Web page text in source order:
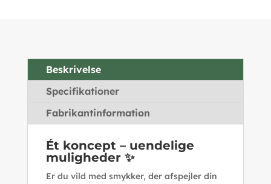
Beskrivelse
Specifikationer
Fabrikantinformation
Ét koncept – uendelige
muligheder ✨
Er du vild med smykker, der afspejler din